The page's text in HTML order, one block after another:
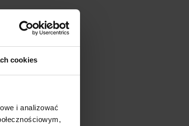
cookies
i analizować